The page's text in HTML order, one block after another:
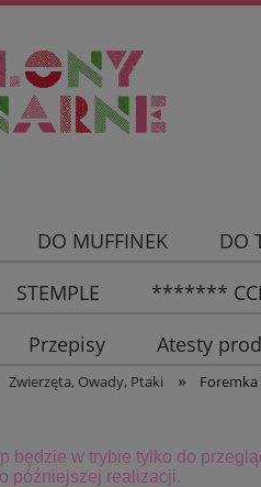
DO MUFFINEK DO
STEMPLE *******
Przepisy Atesty
Zwierzęta, Owady, Ptaki » Foremka
będzie w trybie tylko do
późniejszej realizacji.